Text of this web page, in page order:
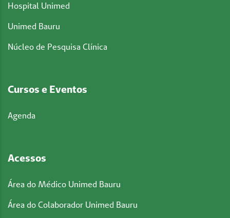
Hospital Unimed
Unimed Bauru
Núcleo de Pesquisa Clínica
Cursos e Eventos
Agenda
Acessos
Área do Médico Unimed Bauru
Área do Colaborador Unimed Bauru